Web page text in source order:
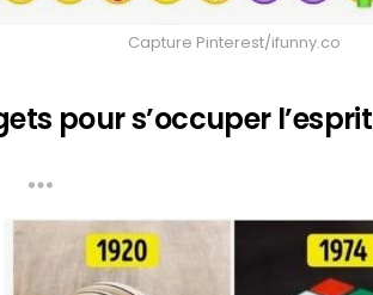
Capture Pinterest/ifunny.co
pour s’occuper l’esprit